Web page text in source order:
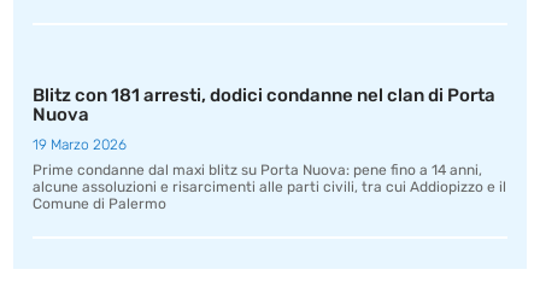
Blitz con 181 arresti, dodici condanne nel clan di Porta
Nuova
19 Marzo 2026
Prime condanne dal maxi blitz su Porta Nuova: pene fino a 14 anni,
alcune assoluzioni e risarcimenti alle parti civili, tra cui Addiopizzo e il
Comune di Palermo